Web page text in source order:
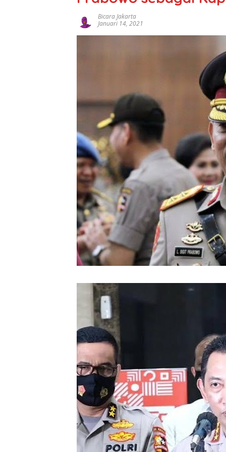
Bicara Jakarta
Januari 14, 2021